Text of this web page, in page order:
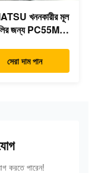
খননকারীর মূল
জন্য PC55MR-
18200 723-
723-18-
সেরা দাম পান
করতে পারেন!